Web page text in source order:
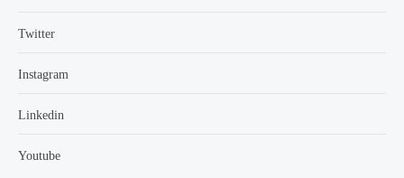
Twitter
Instagram
Linkedin
Youtube